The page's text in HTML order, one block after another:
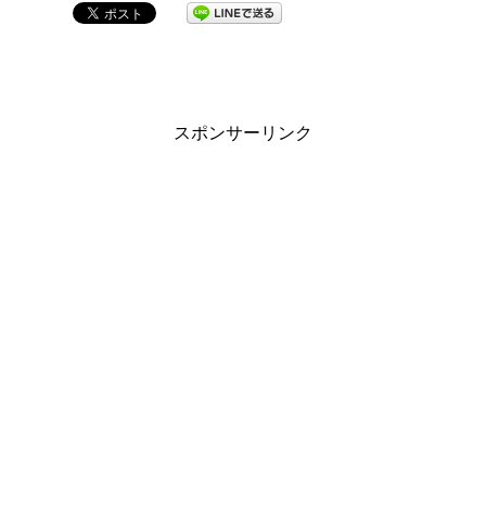
スポンサーリンク